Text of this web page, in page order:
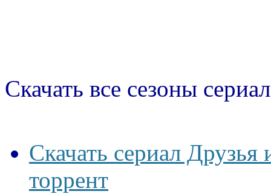
Скачать все сезоны
Скачать сериал Друзья
торрент